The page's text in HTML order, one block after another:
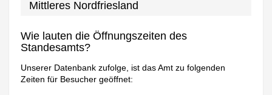
Mittleres Nordfriesland
Wie lauten die Öffnungszeiten des
Standesamts?
Unserer Datenbank zufolge, ist das Amt zu folgenden
Zeiten für Besucher geöffnet: